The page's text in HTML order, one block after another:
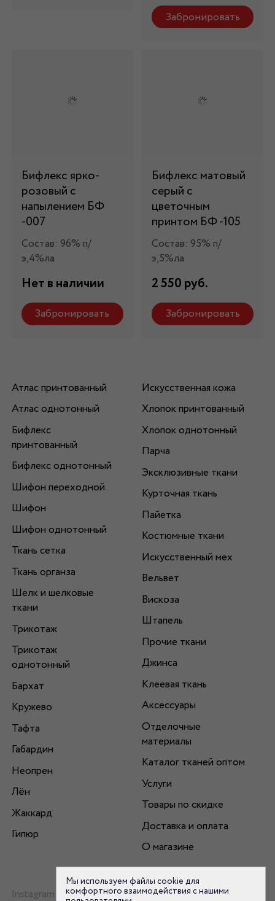
Забронировать
Бифлекс ярко-
розовый с
напылением БФ
-007
Состав: 96% п/
э,4%ла
Нет в наличии
Забронировать
Бифлекс матовый
серый с
цветочным
принтом БФ -105
Состав: 95% п/
э,5%ла
2 550 руб.
Забронировать
Атлас принтованный
Атлас однотонный
Бифлекс
принтованный
Бифлекс однотонный
Шифон переходной
Шифон
Шифон однотонный
Ткань сетка
Ткань органза
Шелк и шелковые
ткани
Трикотаж
Трикотаж
однотонный
Бархат
Кружево
Тафта
Габардин
Неопрен
Лён
Жаккард
Гипюр
Искусственная кожа
Хлопок принтованный
Хлопок однотонный
Парча
Эксклюзивные ткани
Курточная ткань
Пайетка
Костюмные ткани
Искусственный мех
Вельвет
Вискоза
Штапель
Прочие ткани
Джинса
Клеевая ткань
Аксессуары
Отделочные
материалы
Каталог тканей оптом
Услуги
Товары по скидке
Доставка и оплата
О магазине
Instagram
Мы используем файлы cookie для
комфортного взаимодействия с нашими